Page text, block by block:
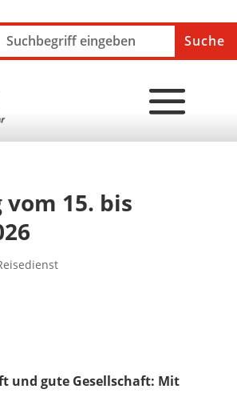
15. bis
und gute Gesellschaft: Mit